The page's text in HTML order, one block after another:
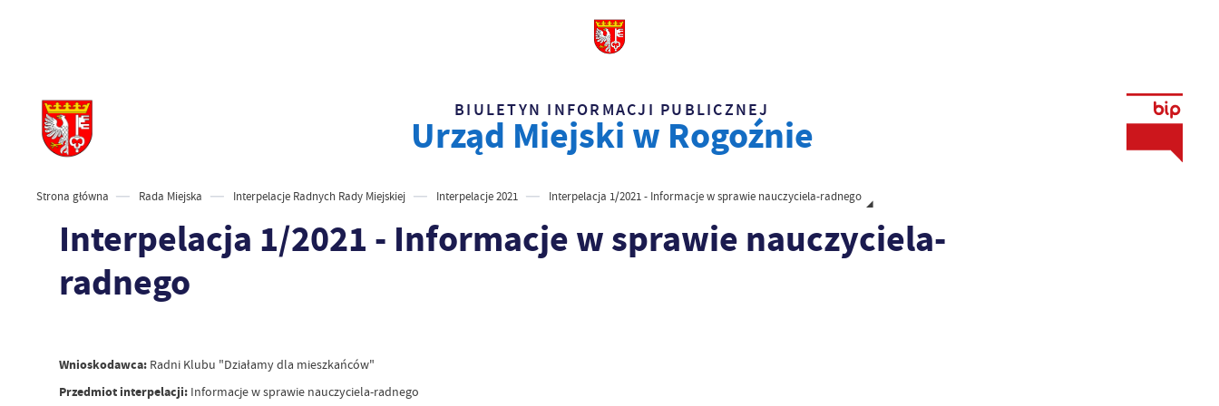
BIULETYN INFORMACJI PUBLICZNEJ
Urząd Miejski w Rogoźnie
Strona główna Rada Miejska Interpelacje Radnych Rady Miejskiej Interpelacje 2021 Interpelacja 1/2021 - Informacje w sprawie nauczyciela-radnego
Interpelacja 1/2021 - Informacje w sprawie nauczyciela-
radnego
Wnioskodawca: Radni Klubu "Działamy dla mieszkańców"
Przedmiot interpelacji: Informacje w sprawie nauczyciela-radnego